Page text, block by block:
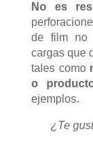
No es
de film no
cargas que
tales como
o
ejemplos.
¿Te